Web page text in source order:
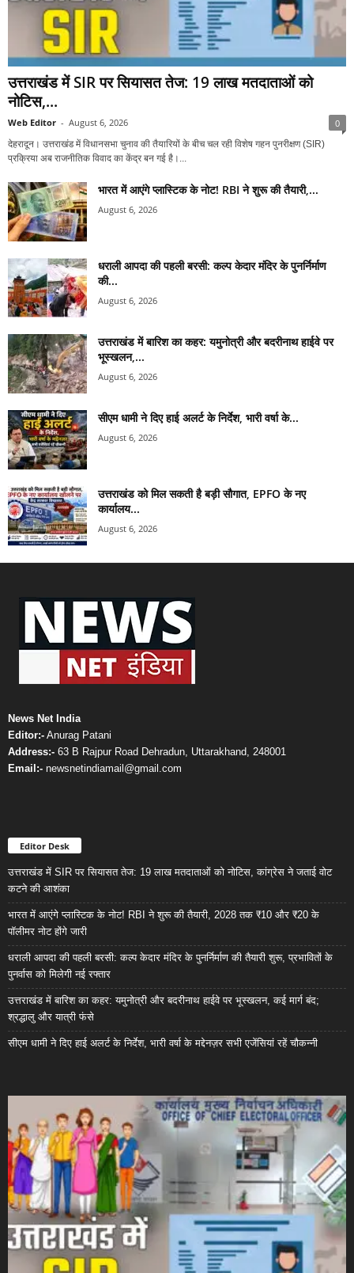
उत्तराखंड में SIR पर सियासत तेज: 19 लाख मतदाताओं को
नोटिस,...
Web Editor - August 6, 2026 0
देहरादून। उत्तराखंड में विधानसभा चुनाव की तैयारियों के बीच चल रही विशेष गहन पुनरीक्षण (SIR)
प्रक्रिया अब राजनीतिक विवाद का केंद्र बन गई है।...
भारत में आएंगे प्लास्टिक के नोट! RBI ने शुरू की तैयारी,...
August 6, 2026
धराली आपदा की पहली बरसी: कल्प केदार मंदिर के पुनर्निर्माण
की...
August 6, 2026
उत्तराखंड में बारिश का कहर: यमुनोत्री और बदरीनाथ हाईवे पर
भूस्खलन,...
August 6, 2026
सीएम धामी ने दिए हाई अलर्ट के निर्देश, भारी वर्षा के...
August 6, 2026
उत्तराखंड को मिल सकती है बड़ी सौगात, EPFO के नए
कार्यालय...
August 6, 2026
News Net India
Editor:- Anurag Patani
Address:- 63 B Rajpur Road Dehradun, Uttarakhand, 248001
Email:- newsnetindiamail@gmail.com
Editor Desk
उत्तराखंड में SIR पर सियासत तेज: 19 लाख मतदाताओं को नोटिस, कांग्रेस ने जताई वोट
कटने की आशंका
भारत में आएंगे प्लास्टिक के नोट! RBI ने शुरू की तैयारी, 2028 तक ₹10 और ₹20 के
पॉलीमर नोट होंगे जारी
धराली आपदा की पहली बरसी: कल्प केदार मंदिर के पुनर्निर्माण की तैयारी शुरू, प्रभावितों के
पुनर्वास को मिलेगी नई रफ्तार
उत्तराखंड में बारिश का कहर: यमुनोत्री और बदरीनाथ हाईवे पर भूस्खलन, कई मार्ग बंद;
श्रद्धालु और यात्री फंसे
सीएम धामी ने दिए हाई अलर्ट के निर्देश, भारी वर्षा के मद्देनज़र सभी एजेंसियां रहें चौकन्नी